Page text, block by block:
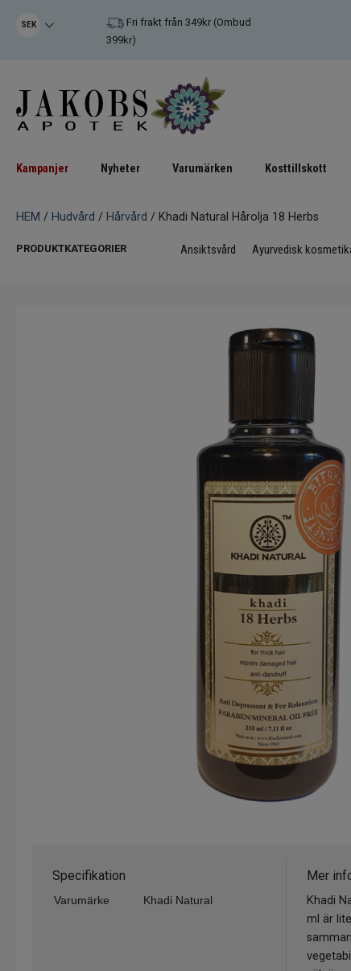
SEK
Fri frakt från 349kr (Ombud
399kr)
Kampanjer Nyheter Varumärken Kosttillskott
HEM / Hudvård / Hårvård / Khadi Natural Hårolja 18 Herbs
PRODUKTKATEGORIER Ansiktsvård Ayurvedisk
Specifikation
Varumärke Khadi Natural
Mer
Khadi
ml är